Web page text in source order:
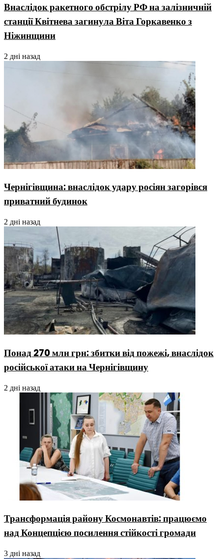
Внаслідок ракетного обстрілу РФ на залізничній
станції Квітнева загинула Віта Горкавенко з
Ніжинщини
2 дні назад
Чернігівщина: внаслідок удару росіян загорівся
приватний будинок
2 дні назад
Понад 270 млн грн: збитки від пожежі, внаслідок
російської атаки на Чернігівщину
2 дні назад
Трансформація району Космонавтів: працюємо
над Концепцією посилення стійкості громади
3 дні назад